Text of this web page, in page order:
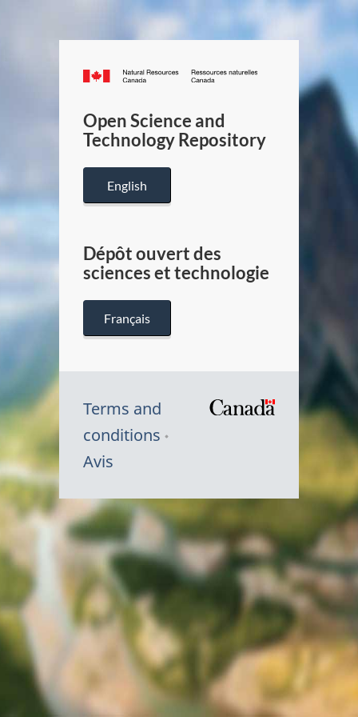
Canada.ca
/
Canada
Open Science and
Technology Repository
English
Dépôt ouvert des
sciences et technologie
Français
Terms and
conditions
Avis
Canada